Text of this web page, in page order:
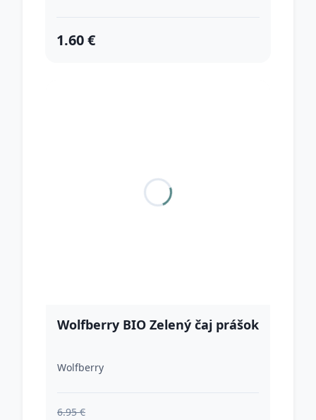
1.60 €
Wolfberry BIO Zelený čaj prášok
Wolfberry
6.95 €